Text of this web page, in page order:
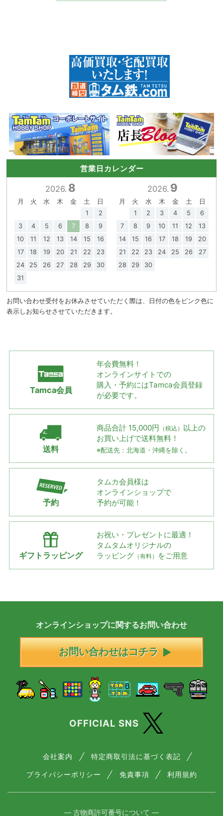
営業日カレンダー
2026. 8
月 火 水 木 金 土
日
1
2
3
4 5 6 7 8
9
10
11 12 13 14 15
16
17
18 19 20 21 22
23
24
25 26 27 28 29
30
31
2026. 9
月 火 水 木 金 土
日
1
2 3 4 5
6
7
8 9 10 11 12
13
14
15 16 17 18 19
20
21
22 23 24 25 26
27
28
29 30
お問い合わせ受付をお休みさせていただく際は、日付の色をピンク色に
表示しお知らせさせていただきます。
Tamca会員
年会費無料！
オンラインサイトでの
購入・予約にはTamca会員登録
が必要です。
送料
商品合計 15,000円 （税込） 以上の
お買い上げで送料無料！
※配送先：北海道・沖縄を除く。
予約
タムカ会員様は
オンラインショップで
予約が可能！
ギフトラッピング
お祝い・プレゼントに最適！
タムタムオリジナルの
ラッピング （有料） をご用意
オンラインショップに関するお問い合わせ
お問い合わせはコチラ
OFFICIAL SNS
会社案内 特定商取引法に基づく表記
プライバシーポリシー 免責事項 利用規約
― 古物商許可番号について ―